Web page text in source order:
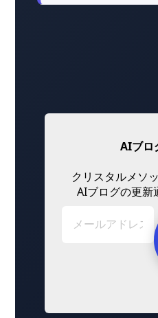
AIブロ
クリスタルメソ
AIブログの更新